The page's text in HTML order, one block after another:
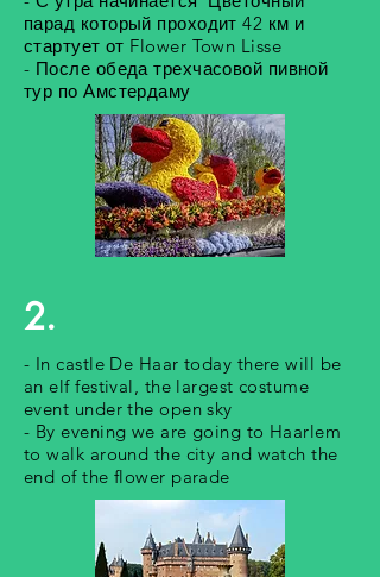
парад который проходит 42 км и
стартует от Flower Town Lisse
- После обеда трехчасовой пивной
тур по Амстердаму
2.
- In castle De Haar today there will be
an elf festival, the largest costume
event under the open sky
- By evening we are going to Haarlem
to walk around the city and watch the
end of the flower parade